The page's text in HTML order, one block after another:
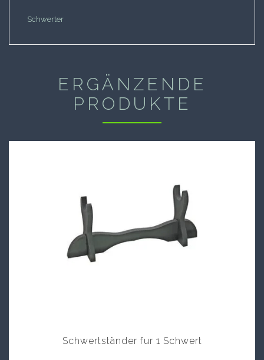
Schwerter
ERGÄNZENDE
PRODUKTE
Schwertständer fur 1 Schwert